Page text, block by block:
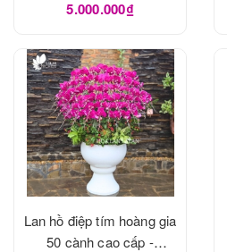
5.000.000₫
Lan hồ điệp tím hoàng gia
50 cành cao cấp -